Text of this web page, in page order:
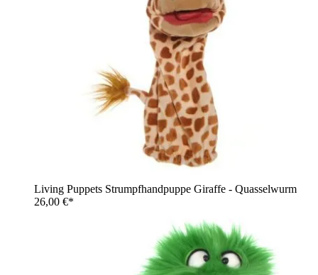
Living Puppets Strumpfhandpuppe Giraffe - Quasselwurm
26,00 €*